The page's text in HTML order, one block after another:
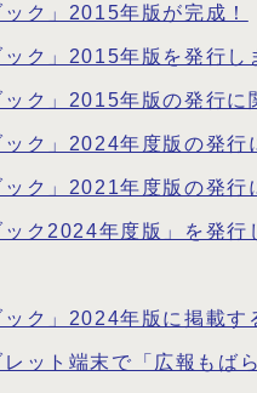
ク」2015年版が完成！
ック」2015年版を発行し
ック」2015年版の発行に
ック」2024年度版の発
ック」2021年度版の発
ック2024年度版」を発行
ック」2024年版に掲載す
ット端末で「広報もば